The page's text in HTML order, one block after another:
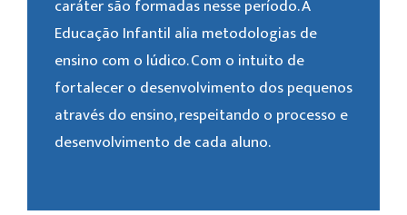
caráter são formadas nesse período. A
Educação Infantil alia metodologias de
ensino com o lúdico. Com o intuito de
fortalecer o desenvolvimento dos pequenos
através do ensino, respeitando o processo e
desenvolvimento de cada aluno.